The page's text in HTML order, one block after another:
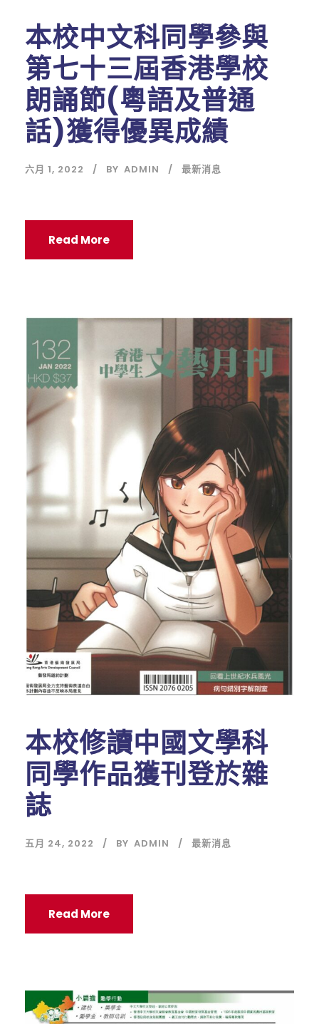
本校中文科同學參與
第七十三屆香港學校
朗誦節(粵語及普通
話)獲得優異成績
六月 1, 2022 BY ADMIN 最新消息
Read More
本校修讀中國文學科
同學作品獲刊登於雜
誌
五月 24, 2022 BY ADMIN 最新消息
Read More